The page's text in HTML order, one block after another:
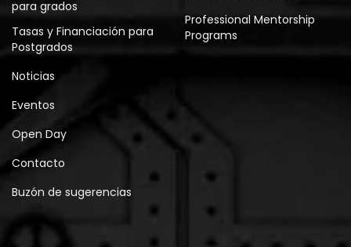
para grados
Tasas y Financiación para
Postgrados
Professional Mentorship
Programs
Noticias
Eventos
Open Day
Contacto
Buzón de sugerencias